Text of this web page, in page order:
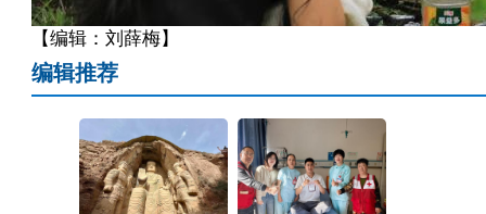
【编辑：刘薛梅】
编辑推荐